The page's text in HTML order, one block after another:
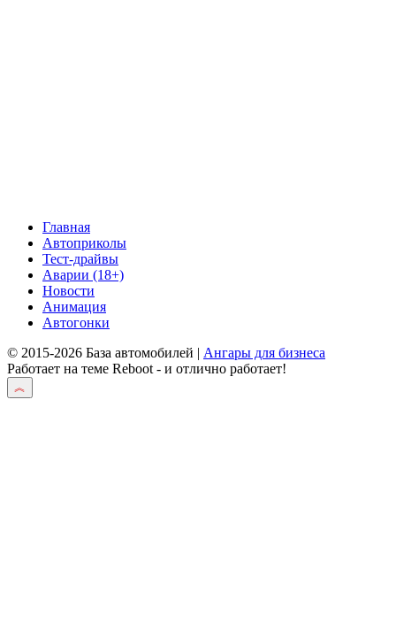
Главная
Автоприколы
Тест-драйвы
Аварии (18+)
Новости
Анимация
Автогонки
© 2015-2026 База автомобилей | Ангары для бизнеса
Работает на теме Reboot - и отлично работает!